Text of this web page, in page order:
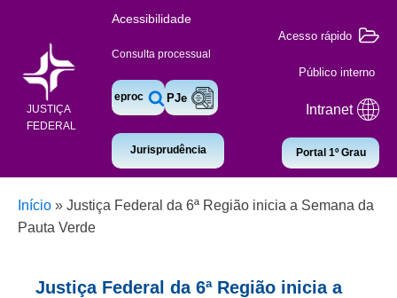
JUSTIÇA
FEDERAL
Acessibilidade
Consulta processual
eproc PJe
Jurisprudência
Acesso rápido
Público interno
Intranet
Portal 1º Grau
Início » Justiça Federal da 6ª Região inicia a Semana da
Pauta Verde
Justiça Federal da 6ª Região inicia a